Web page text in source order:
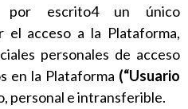
por escrito4 un único
el acceso a la Plataforma,
personales de acceso
en la Plataforma (“Usuario
personal e intransferible.